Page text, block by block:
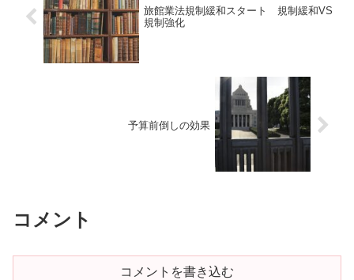
旅館業法規制緩和スタート 規制緩和VS
規制強化
予算前倒しの効果
コメント
コメントを書き込む